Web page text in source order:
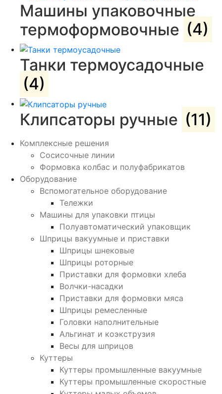
Машины упаковочные
термоформовочные (4)
Танки термоусадочные
(4)
Клипсаторы ручные (11)
Комплексные решения
Сосисочные линии
Формовка колбас и полуфабрикатов
Оборудование
Вспомогательное оборудование
Тележки
Машины для упаковки птицы
Полуавтоматический упаковщик
Шприцы вакуумные и приставки
Шприцы шнековые
Шприцы роторные
Приставки для формовки хлеба
Волчки-насадки
Приставки для формовки мяса
Шприцы ремесленные
Головки наполнительные
Альгинат и коэкструзия
Весы для шприцов
Куттеры
Куттеры промышленные вакуумные
Куттеры промышленные скоростные